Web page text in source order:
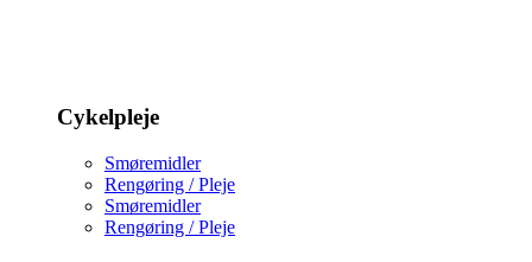
Cykelpleje
Smøremidler
Rengøring / Pleje
Smøremidler
Rengøring / Pleje